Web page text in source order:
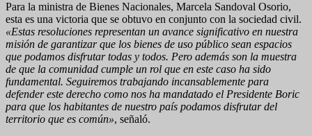
Para la ministra de Bienes Nacionales, Marcela Sandoval Osorio,
esta es una victoria que se obtuvo en conjunto con la sociedad civil.
«Estas resoluciones representan un avance significativo en nuestra
misión de garantizar que los bienes de uso público sean espacios
que podamos disfrutar todas y todos. Pero además son la muestra
de que la comunidad cumple un rol que en este caso ha sido
fundamental. Seguiremos trabajando incansablemente para
defender este derecho como nos ha mandatado el Presidente Boric
para que los habitantes de nuestro país podamos disfrutar del
territorio que es común», señaló.